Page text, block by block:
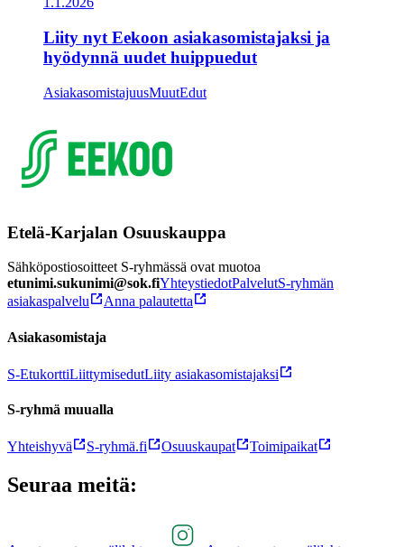
Liity nyt Eekoon asiakasomistajaksi ja
hyödynnä uudet huippuedut
AsiakasomistajuusMuutEdut
Etelä-Karjalan Osuuskauppa
Sähköpostiosoitteet S-ryhmässä ovat muotoa
etunimi.sukunimi@sok.fiYhteystiedotPalvelutS-ryhmän
asiakaspalvelu
Anna palautetta
Asiakasomistaja
S-EtukorttiLiittymisedutLiity asiakasomistajaksi
S-ryhmä muualla
Yhteishyvä S-ryhmä.fi Osuuskaupat Toimipaikat
Seuraa meitä: